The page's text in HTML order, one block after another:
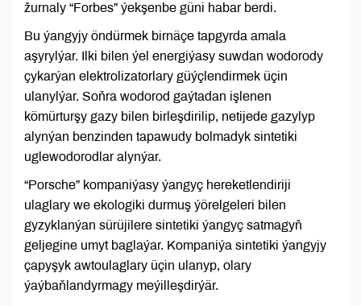
žurnaly “Forbes” ýekşenbe güni habar berdi.
Bu ýangyjy öndürmek birnäçe tapgyrda amala
aşyrylýar. Ilki bilen ýel energiýasy suwdan wodorody
çykarýan elektrolizatorlary güýçlendirmek üçin
ulanylýar. Soňra wodorod gaýtadan işlenen
kömürturşy gazy bilen birleşdirilip, netijede gazylyp
alynýan benzinden tapawudy bolmadyk sintetiki
uglewodorodlar alynýar.
“Porsche” kompaniýasy ýangyç hereketlendiriji
ulaglary we ekologiki durmuş ýörelgeleri bilen
gyzyklanýan sürüjilere sintetiki ýangyç satmagyň
geljegine umyt baglaýar. Kompaniýa sintetiki ýangyjy
çapyşyk awtoulaglary üçin ulanyp, olary
ýaýbaňlandyrmagy meýilleşdirýär.